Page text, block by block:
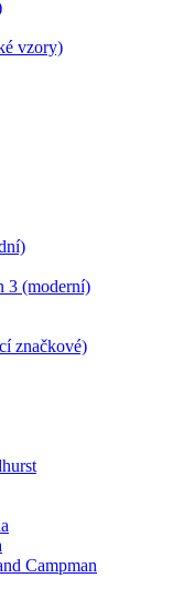
vzory)
3 (moderní)
značkové)
Campman